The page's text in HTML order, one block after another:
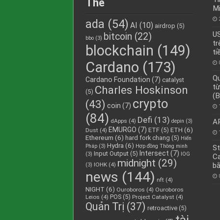
Thẻ
ada (54) AI (10) airdrop (5)
bbo(3) bitcoin (22)
blockchain (149)
Cardano (173)
Cardano Foundation (7) catalyst
(5) Charles Hoskinson
(43) coin (7) crypto
(84) dApps (4) Defi (13) depin (3)
Dust (4) EMURGO (7) ETF(5) ETH (6)
Ethereum (6) hard fork chang (5) Hiến
Pháp(3) Hydra (6) Hợp đồng Thông minh
(3) Input Output(5) Intersect (7) IOG
(3) IOHK(4) midnight (29)
news (144) nft (4)
NIGHT (6) Ouroboros (4) Ouroboros
Leios (4) POS(5) Project Catalyst (4)
Quản Trị (37) retroactive(5)